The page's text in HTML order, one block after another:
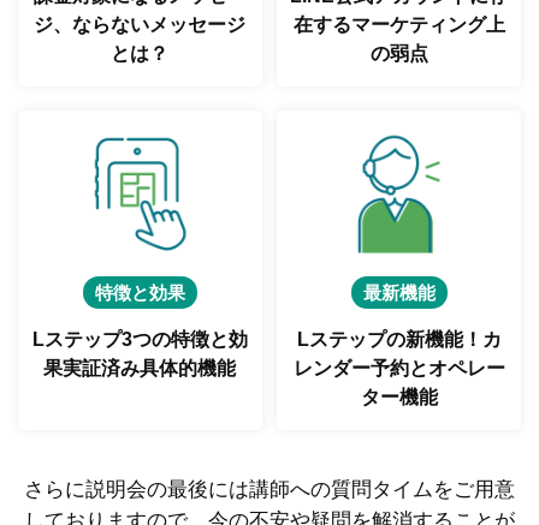
ジ、ならないメッセージ
とは？
在するマーケティング上
の弱点
特徴と効果
Lステップ3つの特徴と効
果実証済み具体的機能
最新機能
Lステップの新機能！ カ
レンダー予約とオペレー
ター機能
さらに説明会の最後には講師への質問タイムをご用意